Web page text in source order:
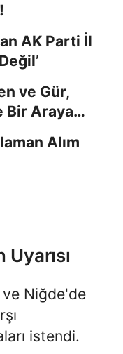
AK Parti İl
ve Gür,
Bir Araya
Alım
Niğde'de
istendi.